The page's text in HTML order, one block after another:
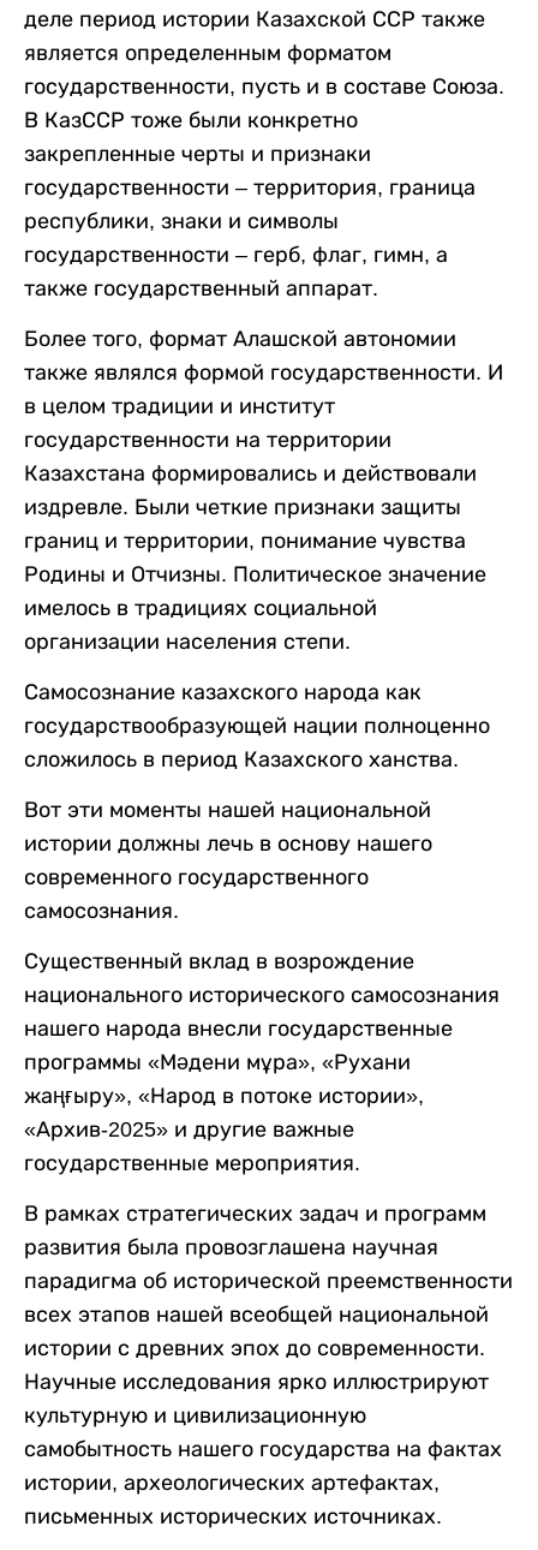
деле период истории Казахской ССР также
является определенным форматом
государственности, пусть и в составе Союза.
В КазССР тоже были конкретно
закрепленные черты и признаки
государственности – территория, граница
республики, знаки и символы
государственности – герб, флаг, гимн, а
также государственный аппарат.
Более того, формат Алашской автономии
также являлся формой государственности. И
в целом традиции и институт
государственности на территории
Казахстана формировались и действовали
издревле. Были четкие признаки защиты
границ и территории, понимание чувства
Родины и Отчизны. Политическое значение
имелось в традициях социальной
организации населения степи.
Самосознание казахского народа как
государствообразующей нации полноценно
сложилось в период Казахского ханства.
Вот эти моменты нашей национальной
истории должны лечь в основу нашего
современного государственного
самосознания.
Существенный вклад в возрождение
национального исторического самосознания
нашего народа внесли государственные
программы «Мәдени мұра», «Рухани
жаңғыру», «Народ в потоке истории»,
«Архив-2025» и другие важные
государственные мероприятия.
В рамках стратегических задач и программ
развития была провозглашена научная
парадигма об исторической преемственности
всех этапов нашей всеобщей национальной
истории с древних эпох до современности.
Научные исследования ярко иллюстрируют
культурную и цивилизационную
самобытность нашего государства на фактах
истории, археологических артефактах,
письменных исторических источниках.